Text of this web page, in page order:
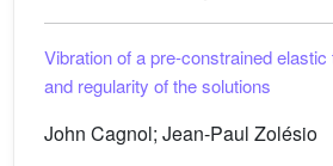
Vibration of a pre-constrained
and regularity of the solutions
John Cagnol; Jean-Paul Zolésio